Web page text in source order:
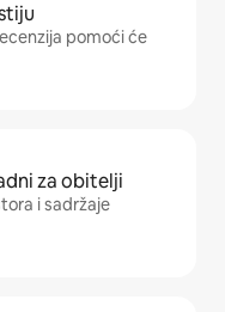
pomoći će
za obitelji
i sadržaje